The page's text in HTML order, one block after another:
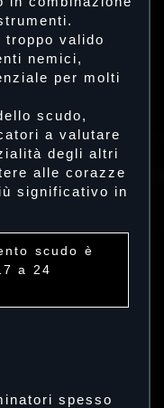
valido
nemici,
per molti
scudo,
a valutare
degli altri
alle corazze
significativo in
scudo è
a 24
spesso